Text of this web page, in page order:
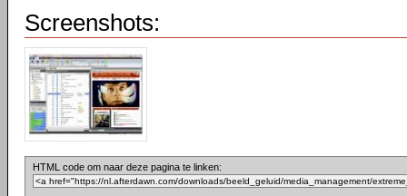
Screenshots:
HTML code om naar deze pagina te linken: